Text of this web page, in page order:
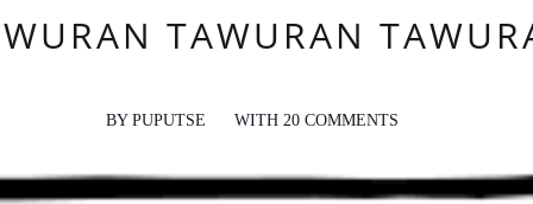
TAWURAN
BY PUPUTSE WITH 20 COMMENTS